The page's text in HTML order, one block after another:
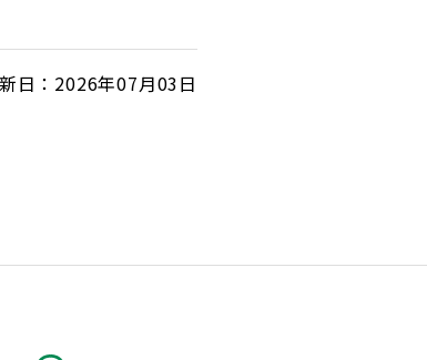
日：2026年07月03日